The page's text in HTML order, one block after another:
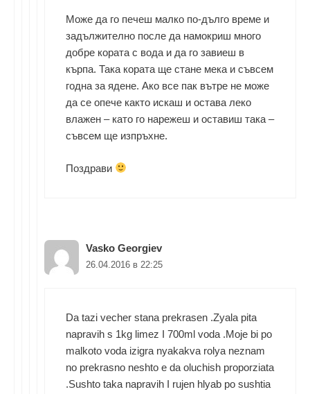
Може да го печеш малко по-дълго време и
задължително после да намокриш много
добре кората с вода и да го завиеш в
кърпа. Така кората ще стане мека и съвсем
годна за ядене. Ако все пак вътре не може
да се опече както искаш и остава леко
влажен – като го нарежеш и оставиш така –
съвсем ще изпръхне.
Поздрави
Vasko Georgiev
26.04.2016 в 22:25
Da tazi vecher stana prekrasen .Zyala pita
napravih s 1kg limez I 700ml voda .Moje bi po
malkoto voda izigra nyakakva rolya neznam
no prekrasno neshto e da oluchish proporziata
.Sushto taka napravih I rujen hlyab po sushtia